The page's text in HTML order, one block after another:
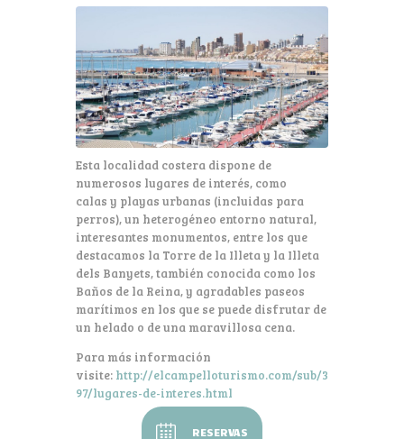
Esta localidad costera dispone de
numerosos lugares de interés, como
calas y playas urbanas (incluidas para
perros), un heterogéneo entorno natural,
interesantes monumentos, entre los que
destacamos la Torre de la Illeta y la Illeta
dels Banyets, también conocida como los
Baños de la Reina, y agradables paseos
marítimos en los que se puede disfrutar de
un helado o de una maravillosa cena.
Para más información
visite: http://elcampelloturismo.com/sub/3
97/lugares-de-interes.html
RESERVAS